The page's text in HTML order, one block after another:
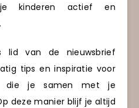
kinderen actief en
lid van de nieuwsbrief
tips en inspiratie voor
die je samen met je
deze manier blijf je altijd